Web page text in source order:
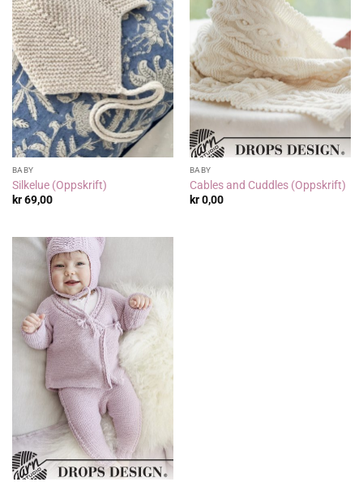
BABY
Silkelue (Oppskrift)
kr69,00
BABY
Cables and Cuddles (Oppskrift)
kr0,00